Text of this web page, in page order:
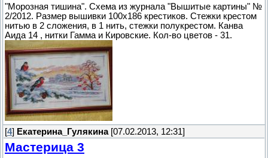
"Морозная тишина". Схема из журнала "Вышитые картины" №
2/2012. Размер вышивки 100х186 крестиков. Стежки крестом
нитью в 2 сложения, в 1 нить, стежки полукрестом. Канва
Аида 14 , нитки Гамма и Кировские. Кол-во цветов - 31.
[4] Екатерина_Гулякина[07.02.2013, 12:31]
Мастерица 3